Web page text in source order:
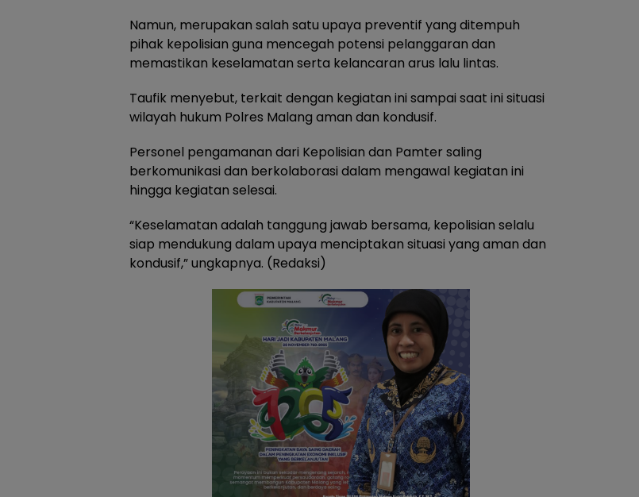
Namun, merupakan salah satu upaya preventif yang ditempuh
pihak kepolisian guna mencegah potensi pelanggaran dan
memastikan keselamatan serta kelancaran arus lalu lintas.
Taufik menyebut, terkait dengan kegiatan ini sampai saat ini situasi
wilayah hukum Polres Malang aman dan kondusif.
Personel pengamanan dari Kepolisian dan Pamter saling
berkomunikasi dan berkolaborasi dalam mengawal kegiatan ini
hingga kegiatan selesai.
“Keselamatan adalah tanggung jawab bersama, kepolisian selalu
siap mendukung dalam upaya menciptakan situasi yang aman dan
kondusif,” ungkapnya. (Redaksi)